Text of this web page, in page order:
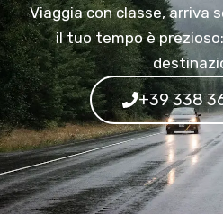
Viaggia con classe, arriva
il tuo tempo è
+39 338